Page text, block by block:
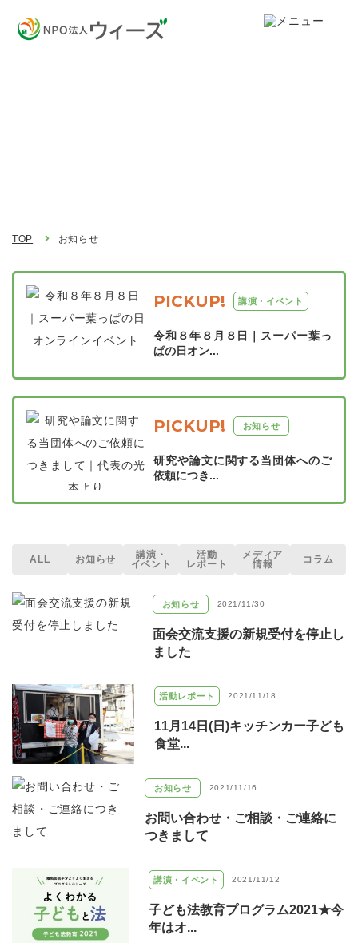
TOP お知らせ
PICKUP! 講演・イベント
令和８年８月８日｜スーパー葉っ
ぱの日オン...
PICKUP! お知らせ
研究や論文に関する当団体へのご
依頼につき...
ALL お知らせ
講演・
イベント
活動
レポート
メディア
情報
コラム
お知らせ 2021/11/30
面会交流支援の新規受付を停止し
ました
活動レポート 2021/11/18
11月14日(日)キッチンカー子ども
食堂...
お知らせ 2021/11/16
お問い合わせ・ご相談・ご連絡に
つきまして
講演・イベント 2021/11/12
子ども法教育プログラム2021★今
年はオ...